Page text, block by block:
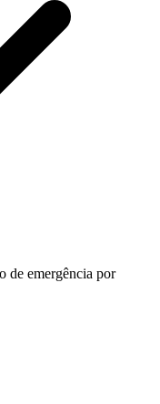
de emergência por